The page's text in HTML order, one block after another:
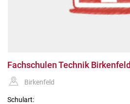
Fachschulen Technik Birkenfeld
Birkenfeld
Schulart: